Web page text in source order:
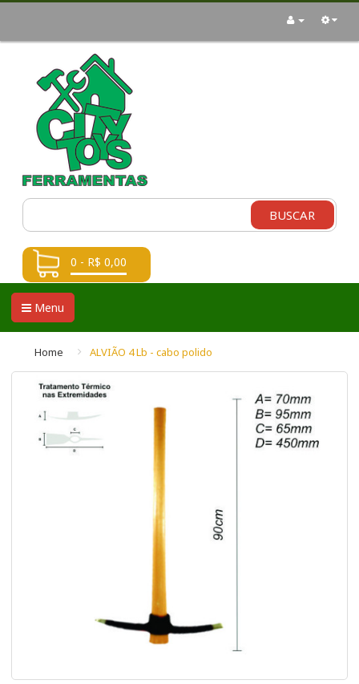
BUSCAR
0 - R$ 0,00
Menu
Home ALVIÃO 4 Lb - cabo polido